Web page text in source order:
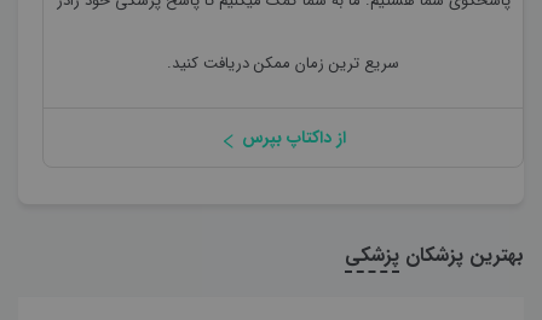
سریع ترین زمان ممکن دریافت کنید.
از داکتاپ بپرس
بهترین پزشکان پزشکی